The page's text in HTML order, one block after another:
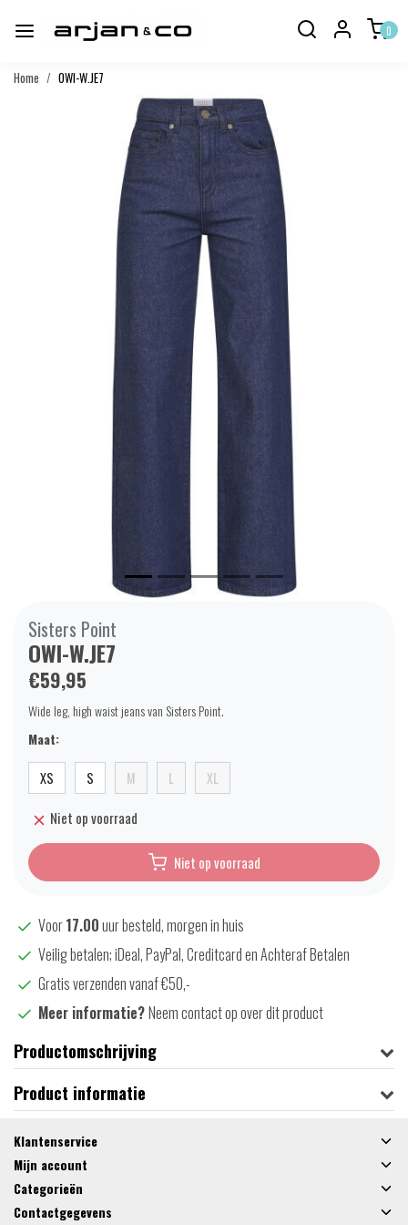
0
Home OWI-W.JE7
Sisters Point
OWI-W.JE7
€59,95
Wide leg, high waist jeans van Sisters Point.
Maat:
XS S M L XL
Niet op voorraad
Niet op voorraad
Voor17.00uur besteld, morgen in huis
Veilig betalen; iDeal, PayPal, Creditcard en Achteraf Betalen
Gratis verzenden vanaf €50,-
Meer informatie?Neem contact op over dit product
Productomschrijving
Product informatie
Klantenservice
Mijn account
Categorieën
Contactgegevens